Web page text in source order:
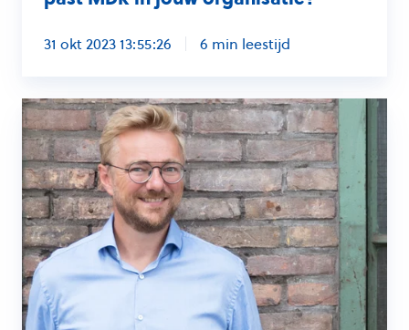
31 okt 2023 13:55:26 6 min leestijd
De
4
security-
trends
voor
2023
met
de
meeste